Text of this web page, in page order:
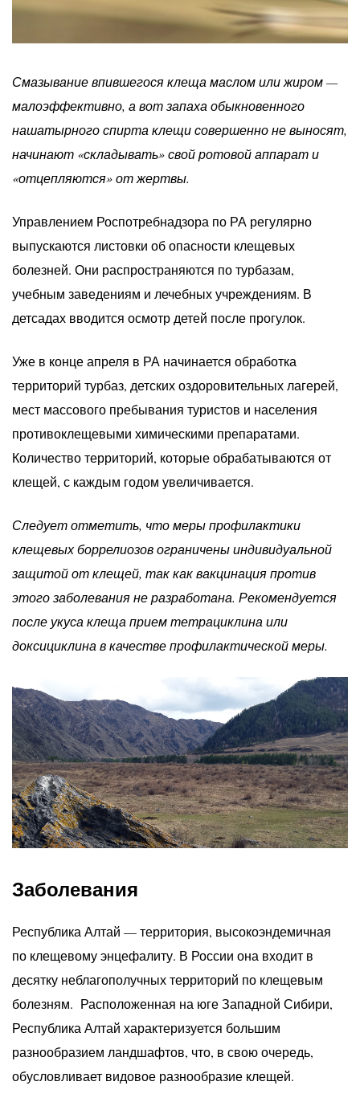
Смазывание впившегося клеща маслом или жиром —
малоэффективно, а вот запаха обыкновенного
нашатырного спирта клещи совершенно не выносят,
начинают «складывать» свой ротовой аппарат и
«отцепляются» от жертвы.
Управлением Роспотребнадзора по РА регулярно
выпускаются листовки об опасности клещевых
болезней. Они распространяются по турбазам,
учебным заведениям и лечебных учреждениям. В
детсадах вводится осмотр детей после прогулок.
Уже в конце апреля в РА начинается обработка
территорий турбаз, детских оздоровительных лагерей,
мест массового пребывания туристов и населения
противоклещевыми химическими препаратами.
Количество территорий, которые обрабатываются от
клещей, с каждым годом увеличивается.
Следует отметить, что меры профилактики
клещевых боррелиозов ограничены индивидуальной
защитой от клещей, так как вакцинация против
этого заболевания не разработана. Рекомендуется
после укуса клеща прием тетрациклина или
доксициклина в качестве профилактической меры.
Заболевания
Республика Алтай — территория, высокоэндемичная
по клещевому энцефалиту. В России она входит в
десятку неблагополучных территорий по клещевым
болезням. Расположенная на юге Западной Сибири,
Республика Алтай характеризуется большим
разнообразием ландшафтов, что, в свою очередь,
обусловливает видовое разнообразие клещей.